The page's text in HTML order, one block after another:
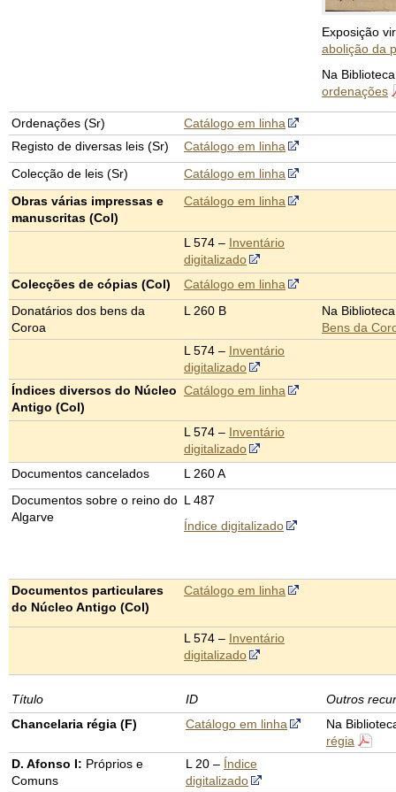
Exposição
abolição da
Na
ordenações
Ordenações (Sr)
Catálogo em linha
Registo de diversas leis (Sr)
Catálogo em linha
Colecção de leis (Sr)
Catálogo em linha
Obras várias impressas e
manuscritas (Col)
Catálogo em linha
L 574 – Inventário
digitalizado
Colecções de cópias (Col)
Catálogo em linha
Donatários dos bens da
Coroa
L 260 B
Na
Bens da
L 574 – Inventário
digitalizado
Índices diversos do Núcleo
Antigo (Col)
Catálogo em linha
L 574 – Inventário
digitalizado
Documentos cancelados
L 260 A
Documentos sobre o reino do
Algarve
L 487
Índice digitalizado
Documentos particulares
do Núcleo Antigo (Col)
Catálogo em linha
L 574 – Inventário
digitalizado
Título ID
Outros
Chancelaria régia (F)
Catálogo em linha
Na
régia
D. Afonso I: Próprios e
Comuns
L 20 – Índice
digitalizado